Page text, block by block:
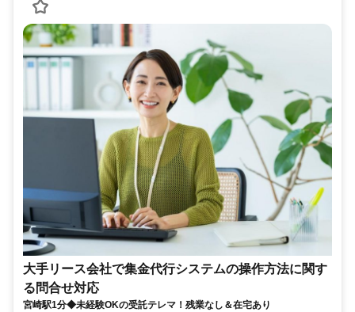
大手リース会社で集金代行システムの操作方法に関す
る問合せ対応
宮崎駅1分◆未経験OKの受託テレマ！残業なし＆在宅あり